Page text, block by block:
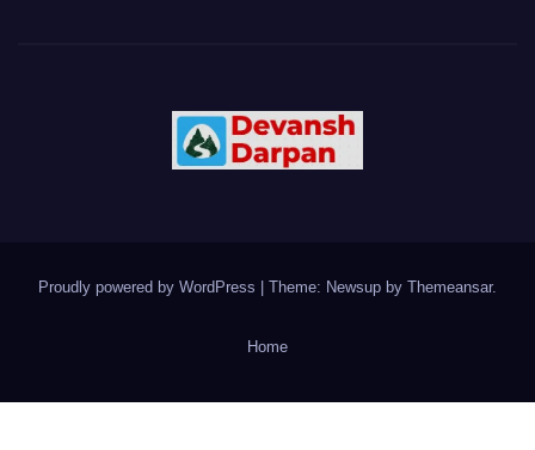
Proudly powered by WordPress Theme: Newsup by Themeansar.
Home